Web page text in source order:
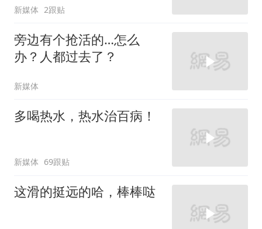
新媒体 2跟贴
旁边有个抢活的…怎么
办？人都过去了？
新媒体
多喝热水，热水治百病！
新媒体 69跟贴
这滑的挺远的哈，棒棒哒